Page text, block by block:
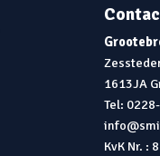
1613JA
Tel:
KvK Nr. :